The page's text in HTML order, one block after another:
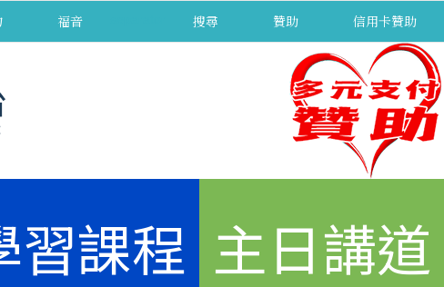
福音 搜尋 贊助 信用卡贊助
習課程 主日講道